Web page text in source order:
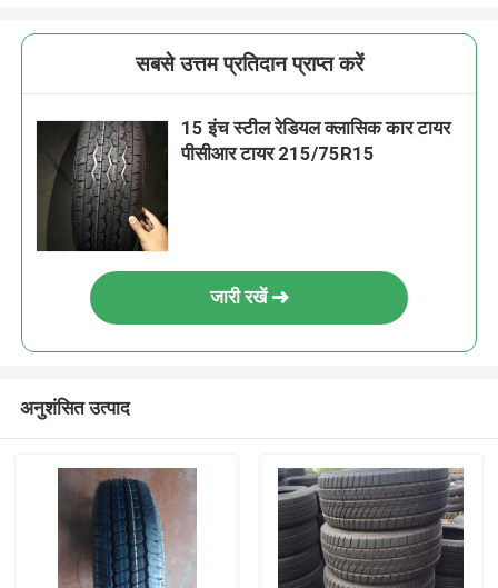
सबसे उत्तम प्रतिदान प्राप्त करें
15 इंच स्टील रेडियल क्लासिक कार टायर
पीसीआर टायर 215/75R15
जारी रखें
अनुशंसित उत्पाद